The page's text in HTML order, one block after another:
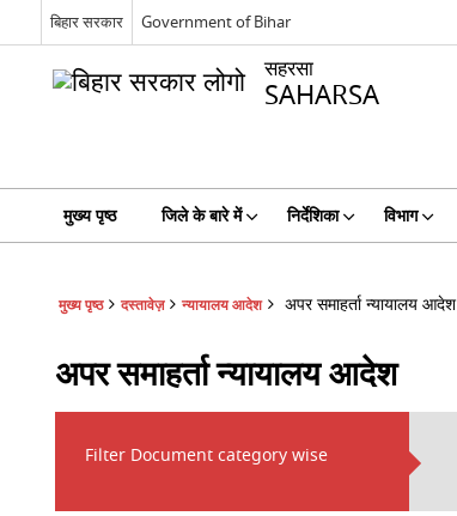
बिहार सरकार Government of Bihar
सहरसा
SAHARSA
मुख्य पृष्ठ जिले के बारे में निर्देशिका विभाग
मुख्य पृष्ठ दस्तावेज़ न्यायालय आदेश अपर समाहर्ता न्यायालय आदेश
अपर समाहर्ता न्यायालय आदेश
Filter Document category wise